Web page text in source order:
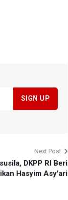
Next Post
DKPP RI Beri
Hasyim Asy'ari